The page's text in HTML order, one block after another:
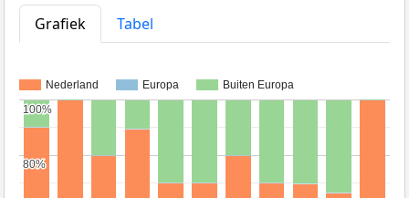
Grafiek
Tabel
Nederland Europa Buiten Europa
80%
80%
100%
100%